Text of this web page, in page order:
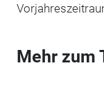
Mehr zum